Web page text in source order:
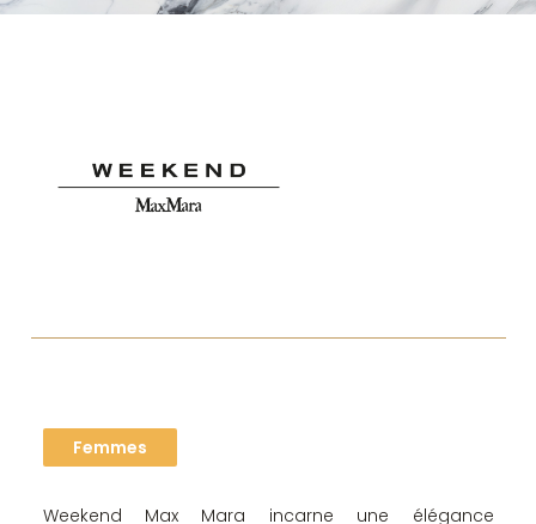
Femmes
Weekend Max Mara incarne une élégance